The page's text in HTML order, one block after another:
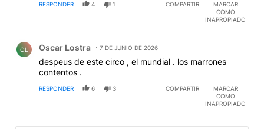
RESPONDER 4 1 COMPARTIR
MARCAR
COMO
INAPROPIADO
OL Oscar Lostra 7 DE JUNIO DE 2026
despeus de este circo , el mundial . los marrones
contentos .
RESPONDER 6 3 COMPARTIR
MARCAR
COMO
INAPROPIADO